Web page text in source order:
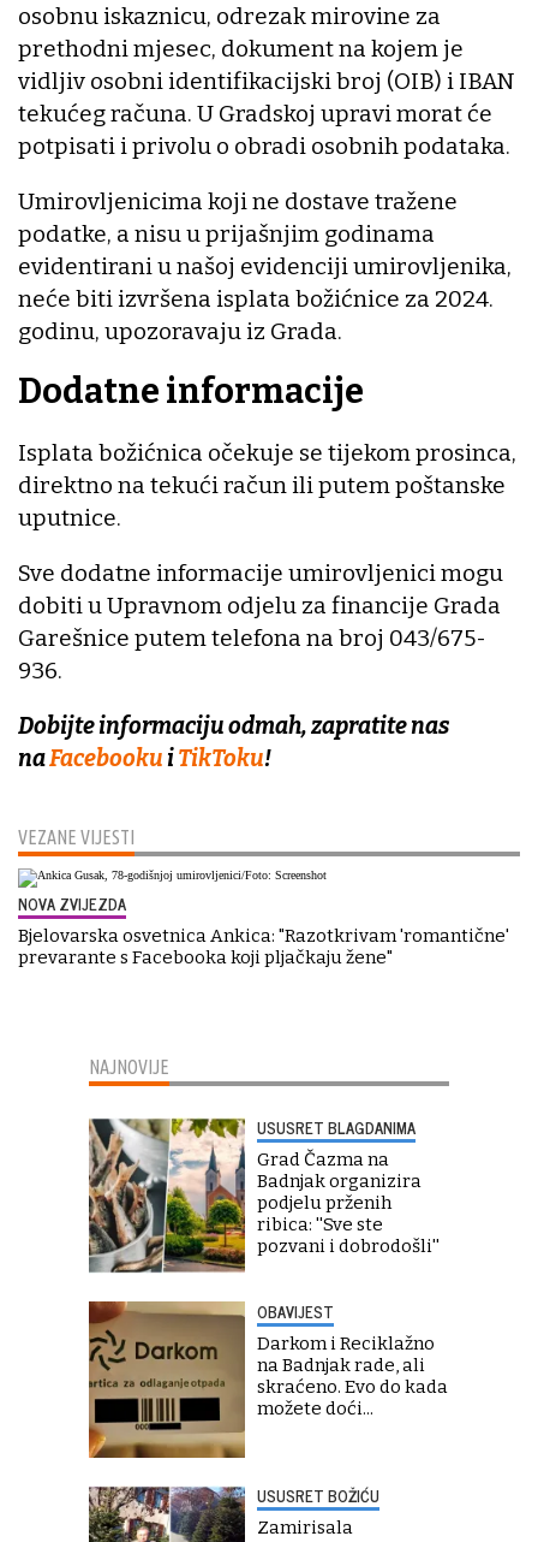
VEZANE VIJESTI
NOVA ZVIJEZDA
Bjelovarska osvetnica Ankica: "Razotkrivam 'romantične'
prevarante s Facebooka koji pljačkaju žene"
osobnu iskaznicu, odrezak mirovine za
prethodni mjesec, dokument na kojem je
vidljiv osobni identifikacijski broj (OIB) i IBAN
tekućeg računa. U Gradskoj upravi morat će
potpisati i privolu o obradi osobnih podataka.
Umirovljenicima koji ne dostave tražene
podatke, a nisu u prijašnjim godinama
evidentirani u našoj evidenciji umirovljenika,
neće biti izvršena isplata božićnice za 2024.
godinu, upozoravaju iz Grada.
Dodatne informacije
Isplata božićnica očekuje se tijekom prosinca,
direktno na tekući račun ili putem poštanske
uputnice.
Sve dodatne informacije umirovljenici mogu
dobiti u Upravnom odjelu za financije Grada
Garešnice putem telefona na broj 043/675-
936.
Dobijte informaciju odmah, zapratite nas
naFacebookuiTikToku!
NAJNOVIJE
USUSRET BLAGDANIMA
Grad Čazma na
Badnjak organizira
podjelu prženih
ribica: ''Sve ste
pozvani i dobrodošli''
OBAVIJEST
Darkom i Reciklažno
na Badnjak rade, ali
skraćeno. Evo do kada
možete doći...
USUSRET BOŽIĆU
Zamirisala